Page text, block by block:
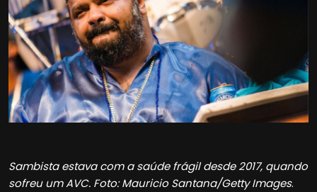
Sambista estava com a saúde frágil desde 2017, quando
sofreu um AVC. Foto: Mauricio Santana/Getty Images.